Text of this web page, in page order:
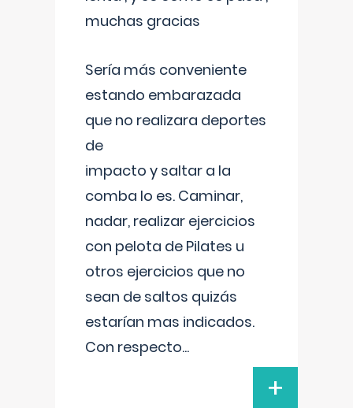
muchas gracias
Sería más conveniente
estando embarazada
que no realizara deportes
de
impacto y saltar a la
comba lo es. Caminar,
nadar, realizar ejercicios
con pelota de Pilates u
otros ejercicios que no
sean de saltos quizás
estarían mas indicados.
Con respecto...
+